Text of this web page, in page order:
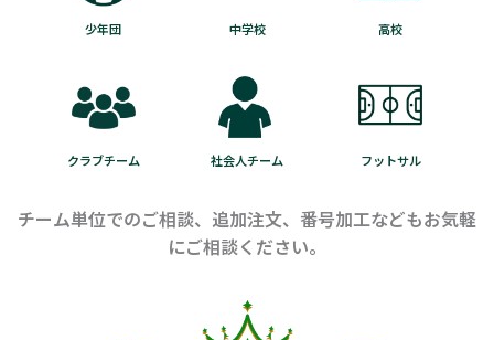
少年団 中学校 高校
クラブチーム 社会人チーム フットサル
チーム単位でのご相談、追加注文、番号加工などもお気軽
にご相談ください。